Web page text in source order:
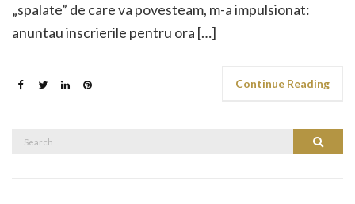
„spalate” de care va povesteam, m-a impulsionat:
anuntau inscrierile pentru ora […]
Continue Reading
Search